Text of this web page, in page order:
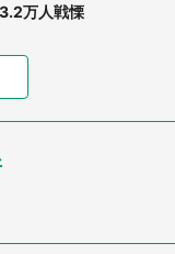
万人戦慄
ょう」高級旅館での
子に中年の男性客
たにこれをあげる」